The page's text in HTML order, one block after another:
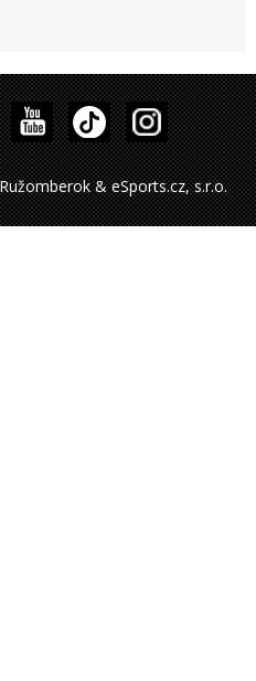
& eSports.cz, s.r.o.